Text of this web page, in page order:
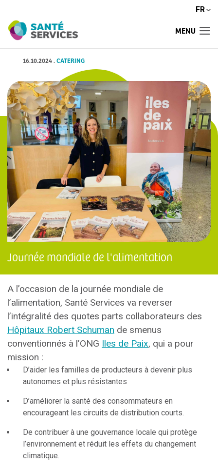
FR
MENU
16.10.2024.CATERING
Journée mondiale de l'alimentation
A l’occasion de la journée mondiale de
l’alimentation, Santé Services va reverser
l’intégralité des quotes parts collaborateurs des
Hôpitaux Robert Schuman de smenus
conventionnés à l’ONG Iles de Paix, qui a pour
mission :
D’aider les familles de producteurs à devenir plus
autonomes et plus résistantes
D’améliorer la santé des consommateurs en
encourageant les circuits de distribution courts.
De contribuer à une gouvernance locale qui protège
l’environnement et réduit les effets du changement
climatique.